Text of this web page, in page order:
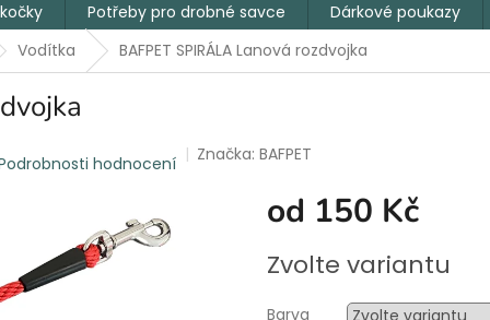
Potřeby pro drobné savce Dárkové poukazy
Vodítka
BAFPET SPIRÁLA Lanová rozdvojka
hodnocení Značka:BAFPET
od 150 Kč
cena:
Zvolte variantu
Barva